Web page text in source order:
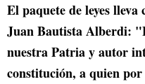
El paquete de leyes
Juan Bautista Alberdi:
nuestra Patria y autor
constitución, a quien por